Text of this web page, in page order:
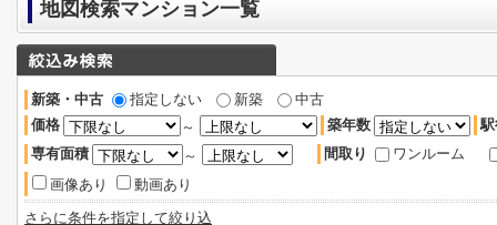
地図検索マンション一覧
新築・中古 指定しない 新築
中古
価格
～ 築年数
専有面積
～
画像あり
動画あり
間取り ワンルーム
さらに条件を指定して絞り込